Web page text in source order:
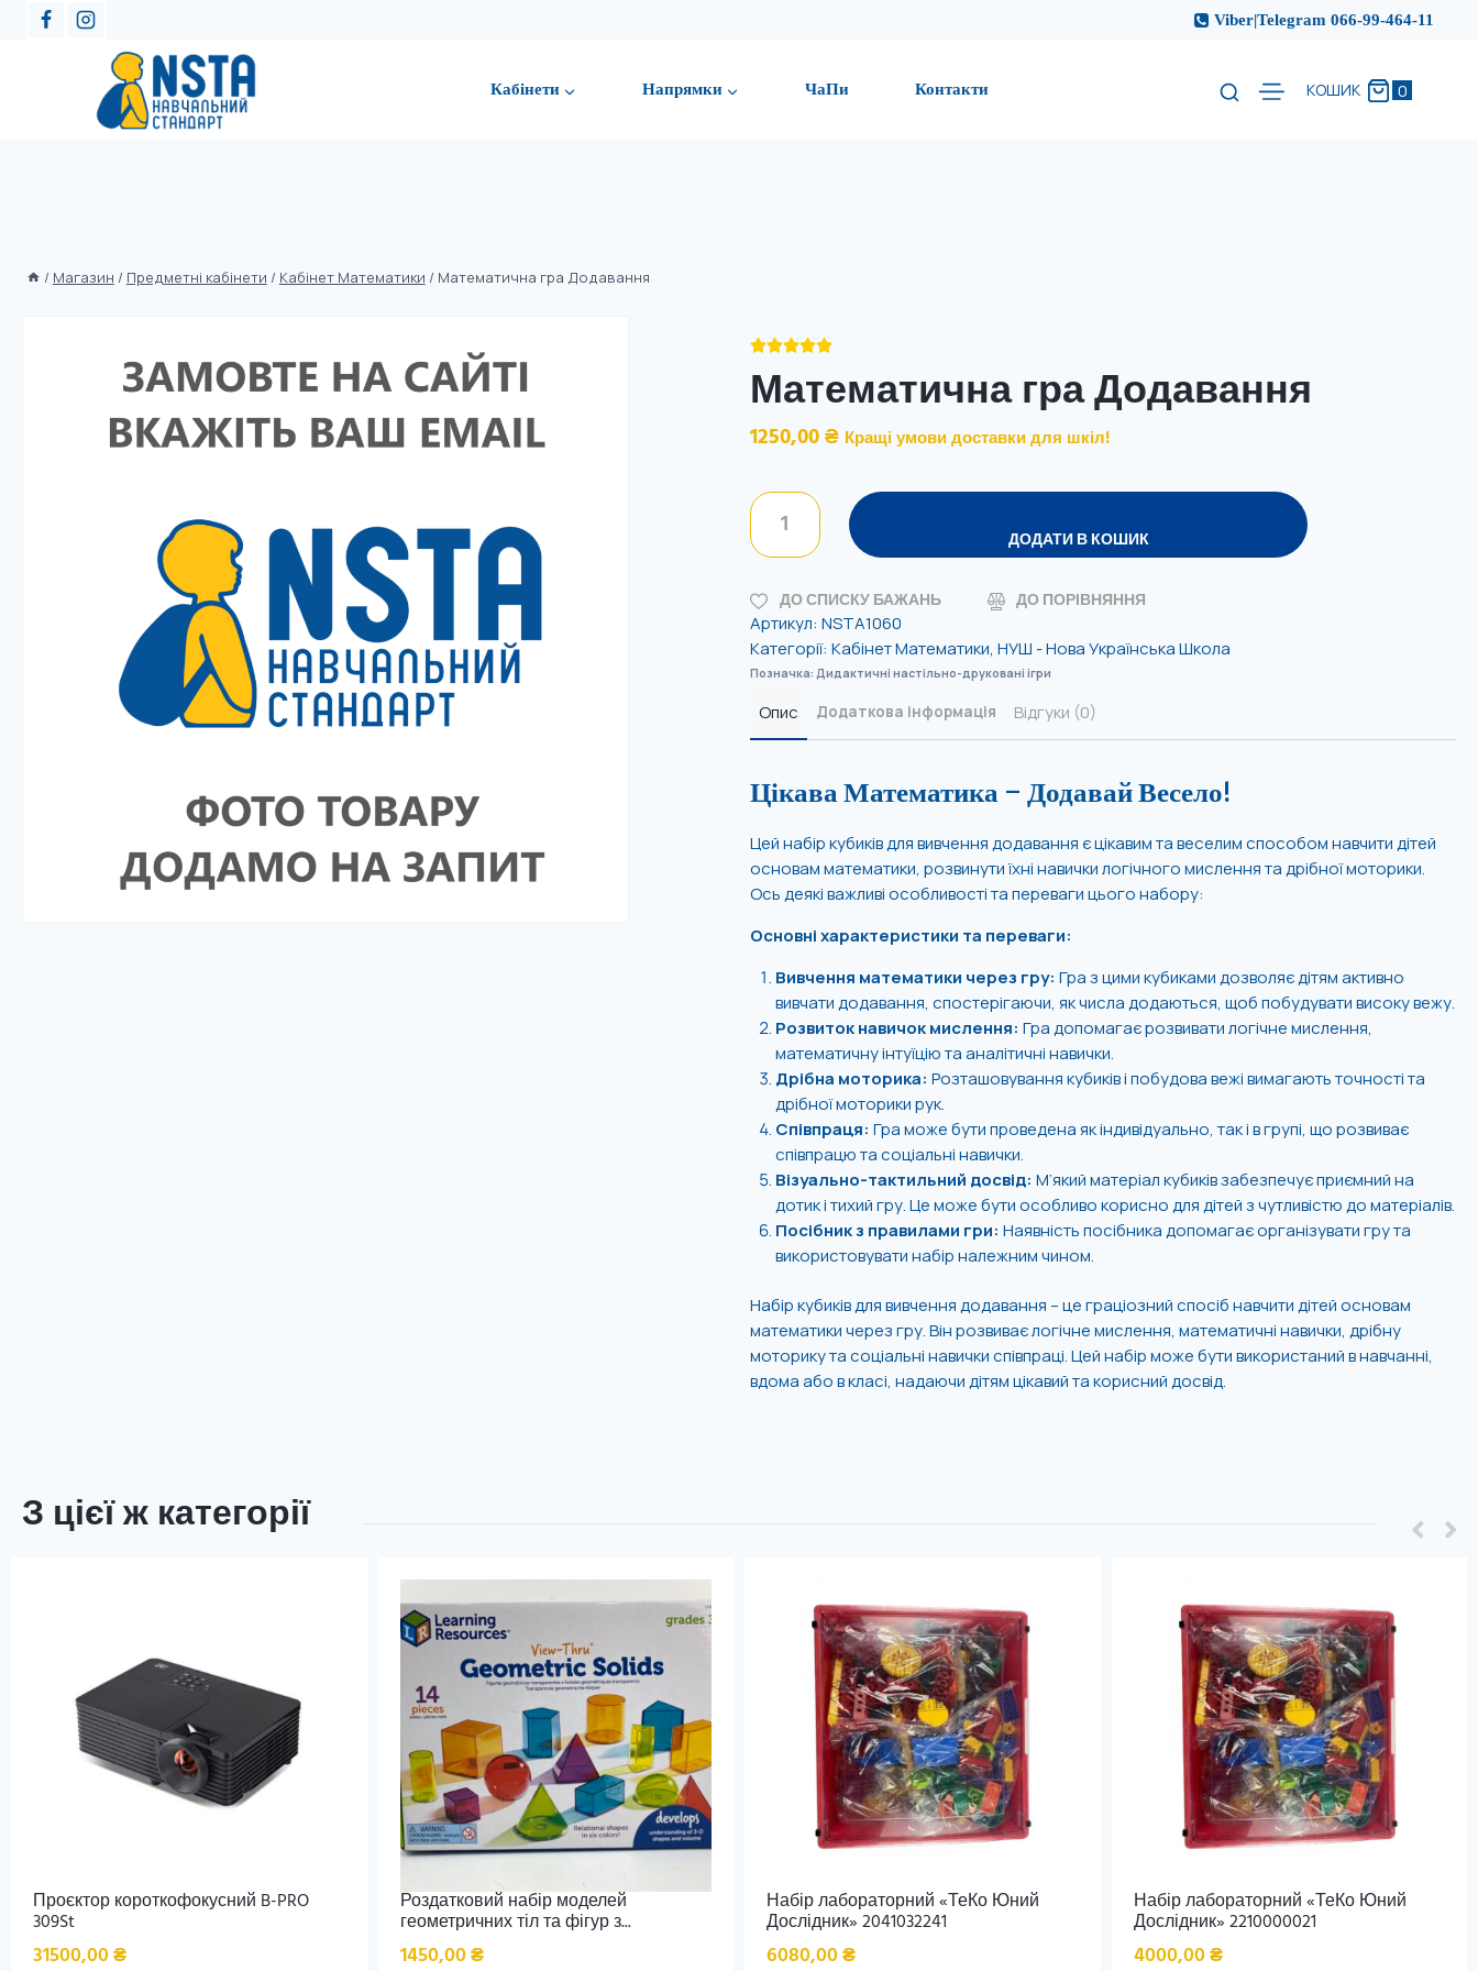
Viber|Telegram 066-99-464-11
Кабінети Напрямки ЧаПи Контакти КОШИК 0
/ Магазин / Предметні кабінети / Кабінет Математики / Математична гра Додавання

Математична гра Додавання
1250,00₴ Кращі умови доставки для шкіл!
ДОДАТИ В КОШИК
ДО СПИСКУ БАЖАНЬ ДО ПОРІВНЯННЯ
Артикул: NSTA1060
Категорії: Кабінет Математики, НУШ - Нова Українська Школа
Позначка: Дидактичні настільно-друковані ігри
Опис Додаткова інформація Відгуки (0)
Цікава Математика – Додавай Весело!
Цей набір кубиків для вивчення додавання є цікавим та веселим способом навчити дітей
основам математики, розвинути їхні навички логічного мислення та дрібної моторики.
Ось деякі важливі особливості та переваги цього набору:
Основні характеристики та переваги:
Вивчення математики через гру: Гра з цими кубиками дозволяє дітям активно
вивчати додавання, спостерігаючи, як числа додаються, щоб побудувати високу вежу.
Розвиток навичок мислення: Гра допомагає розвивати логічне мислення,
математичну інтуїцію та аналітичні навички.
Дрібна моторика: Розташовування кубиків і побудова вежі вимагають точності та
дрібної моторики рук.
Співпраця: Гра може бути проведена як індивідуально, так і в групі, що розвиває
співпрацю та соціальні навички.
Візуально-тактильний досвід: М’який матеріал кубиків забезпечує приємний на
дотик і тихий гру. Це може бути особливо корисно для дітей з чутливістю до матеріалів.
Посібник з правилами гри: Наявність посібника допомагає організувати гру та
використовувати набір належним чином.
Набір кубиків для вивчення додавання – це граціозний спосіб навчити дітей основам
математики через гру. Він розвиває логічне мислення, математичні навички, дрібну
моторику та соціальні навички співпраці. Цей набір може бути використаний в навчанні,
вдома або в класі, надаючи дітям цікавий та корисний досвід.
З цієї ж категорії
Проєктор короткофокусний B-PRO
309St
31500,00₴
Роздатковий набір моделей
геометричних тіл та фігур з...
1450,00₴
Набір лабораторний «ТеКо Юний
Дослідник» 2041032241
6080,00₴
Набір лабораторний «ТеКо Юний
Дослідник» 2210000021
4000,00₴